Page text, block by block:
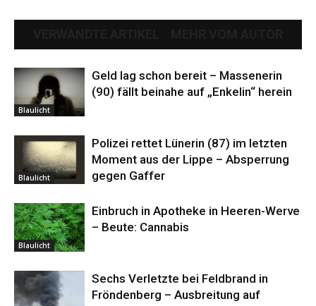
Blaulicht
Geld lag schon bereit – Massenerin
(90) fällt beinahe auf „Enkelin“ herein
Blaulicht
Polizei rettet Lünerin (87) im letzten
Moment aus der Lippe – Absperrung
gegen Gaffer
Blaulicht
Einbruch in Apotheke in Heeren-Werve
– Beute: Cannabis
Sechs Verletzte bei Feldbrand in
Fröndenberg – Ausbreitung auf